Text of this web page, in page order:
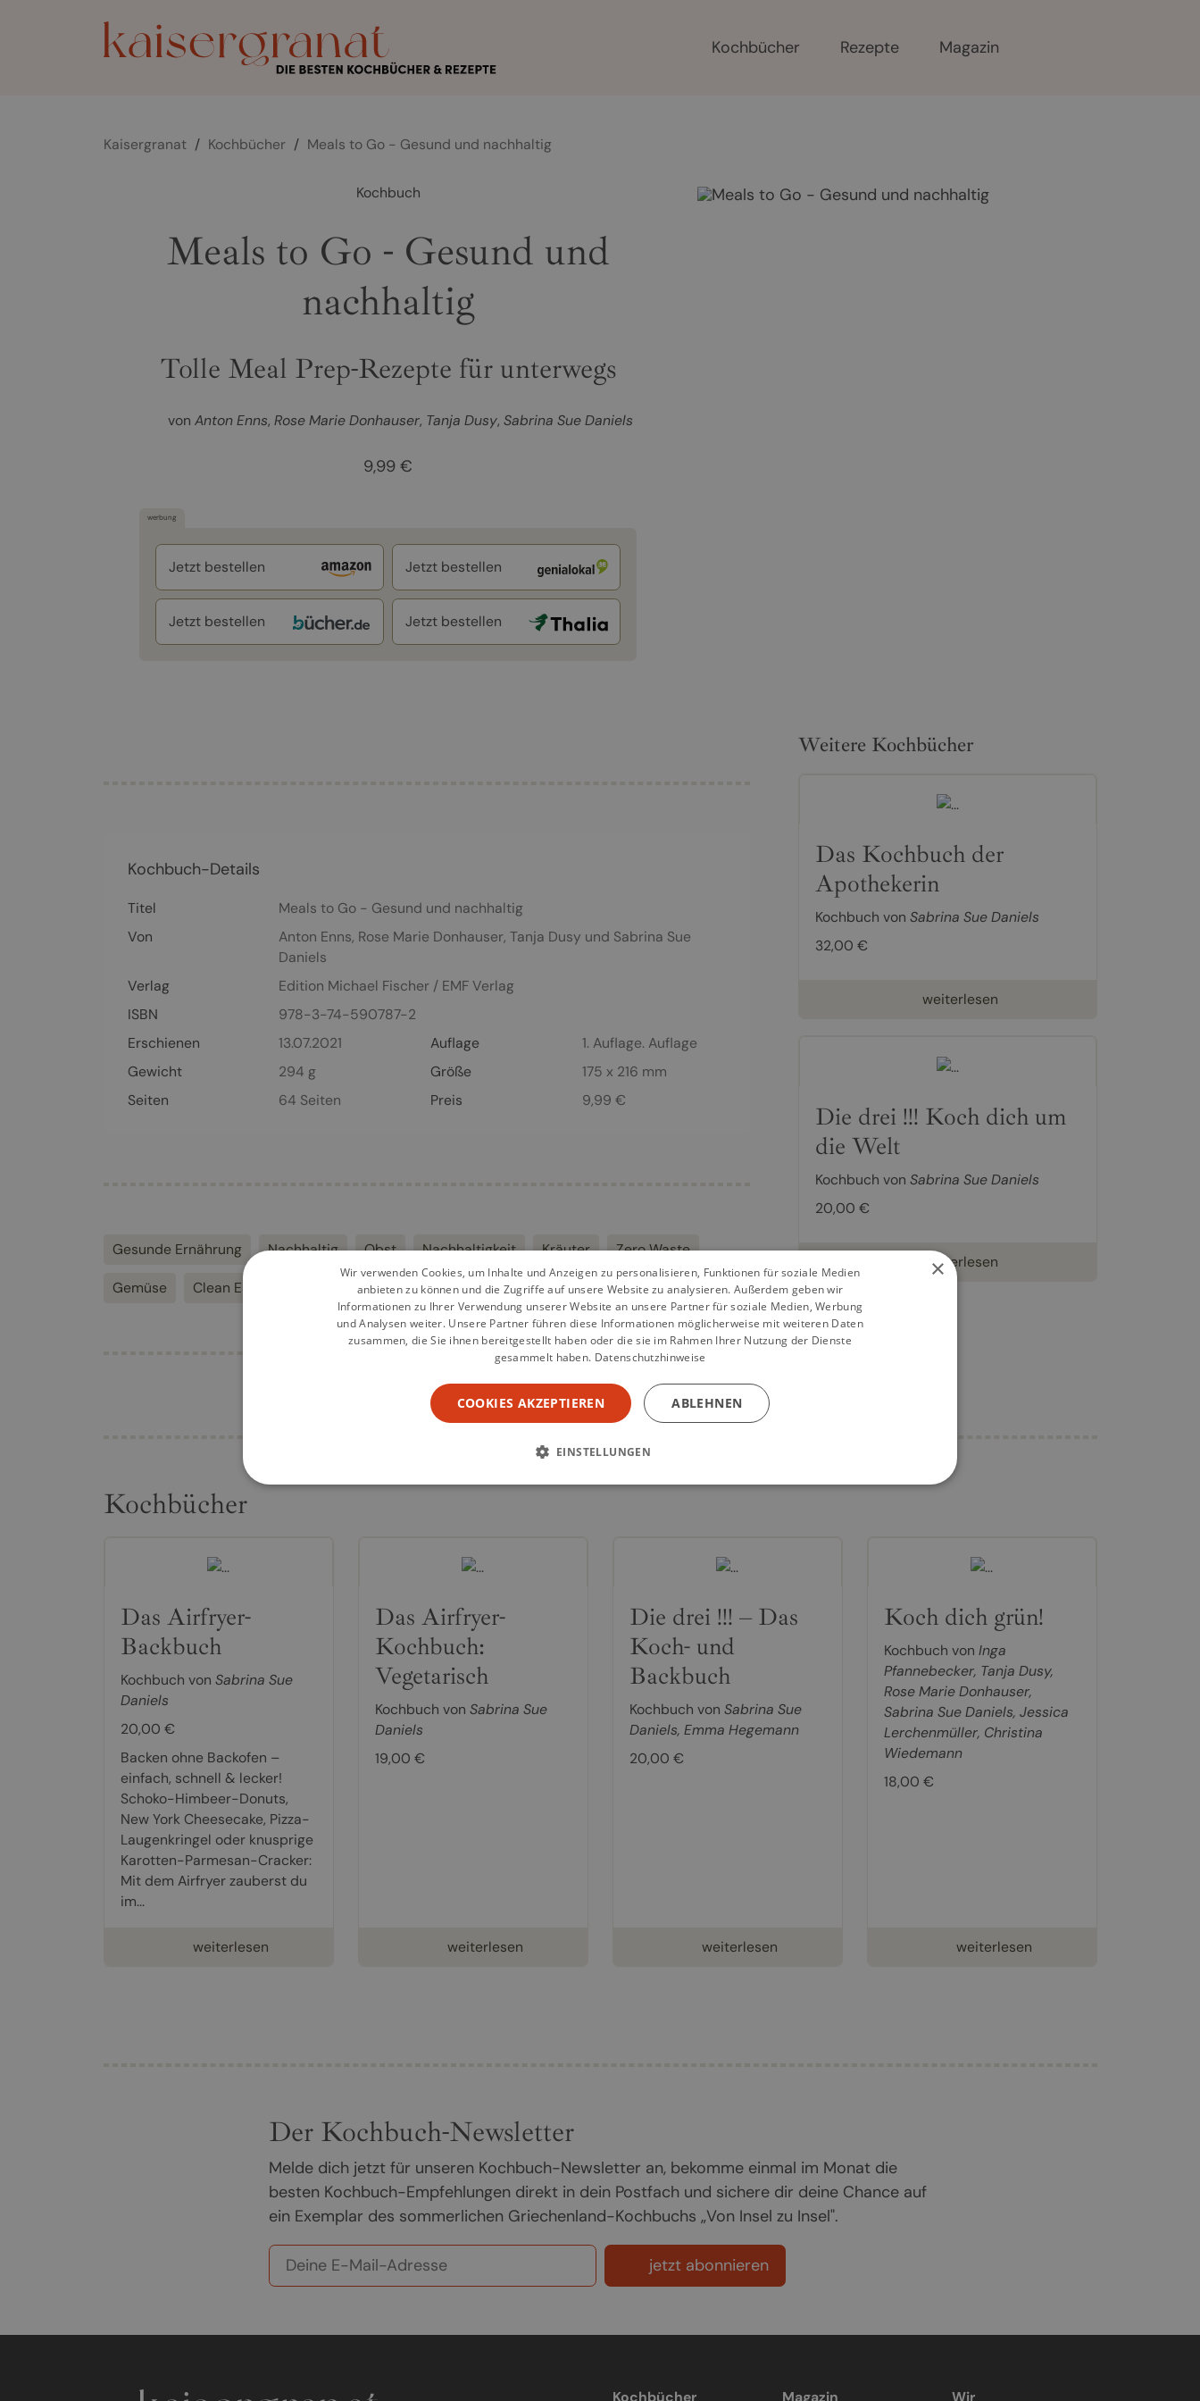
Kochbücher Rezepte Magazin
Kaisergranat / Kochbücher / Meals to Go - Gesund und nachhaltig
Kochbuch
Meals to Go - Gesund und
nachhaltig
Tolle Meal Prep-Rezepte für unterwegs
vonAnton Enns Rose Marie Donhauser Tanja Dusy Sabrina Sue Daniels
9,99 €
werbung
Jetzt bestellen Jetzt bestellen
Jetzt bestellen Jetzt bestellen
Kochbuch-Details
Titel
Meals to Go - Gesund und nachhaltig
Von
Anton Enns, Rose Marie Donhauser,Tanja Dusy und Sabrina Sue
Daniels
Verlag
Edition Michael Fischer / EMF Verlag
ISBN
978-3-74-590787-2
Erschienen
13.07.2021 Auflage
1. Auflage. Auflage
Gewicht
294 g Größe
175 x 216 mm
Seiten
64 Seiten Preis 9,99 €
Gesunde Ernährung Nachhaltig Obst Nachhaltigkeit Kräuter Zero Waste
Gemüse Clean Eating
Weitere Kochbücher
Das Kochbuch der
Apothekerin
Kochbuch von Sabrina Sue Daniels
32,00 €
weiterlesen
Die drei !!! Koch dich um
die Welt
Kochbuch von Sabrina Sue Daniels
20,00 €
weiterlesen
Kochbücher
Das Airfryer-
Backbuch
Kochbuch von Sabrina Sue
Daniels
20,00 €
Backen ohne Backofen –
einfach, schnell & lecker!
Schoko-Himbeer-Donuts,
New York Cheesecake, Pizza-
Laugenkringel oder knusprige
Karotten-Parmesan-Cracker:
Mit dem Airfryer zauberst du
im...
weiterlesen
Das Airfryer-
Kochbuch:
Vegetarisch
Kochbuch von Sabrina Sue
Daniels
19,00 €
weiterlesen
Die drei !!! – Das
Koch- und
Backbuch
Kochbuch von Sabrina Sue
Daniels, Emma Hegemann
20,00 €
weiterlesen
Koch dich grün!
Kochbuch von Inga
Pfannebecker, Tanja Dusy,
Rose Marie Donhauser,
Sabrina Sue Daniels, Jessica
Lerchenmüller, Christina
Wiedemann
18,00 €
weiterlesen
Der Kochbuch-Newsletter
Melde dich jetzt für unseren Kochbuch-Newsletter an, bekomme einmal im Monat die
besten Kochbuch-Empfehlungen direkt in dein Postfach und sichere dir deine Chance auf
ein Exemplar des sommerlichen Griechenland-Kochbuchs „Von Insel zu Insel".
jetzt abonnieren
Kochbücher Magazin Wir
×
Wir verwenden Cookies, um Inhalte und Anzeigen zu personalisieren, Funktionen für soziale Medien
anbieten zu können und die Zugriffe auf unsere Website zu analysieren. Außerdem geben wir
Informationen zu Ihrer Verwendung unserer Website an unsere Partner für soziale Medien, Werbung
und Analysen weiter. Unsere Partner führen diese Informationen möglicherweise mit weiteren Daten
zusammen, die Sie ihnen bereitgestellt haben oder die sie im Rahmen Ihrer Nutzung der Dienste
gesammelt haben. Datenschutzhinweise
COOKIES AKZEPTIEREN ABLEHNEN
EINSTELLUNGEN